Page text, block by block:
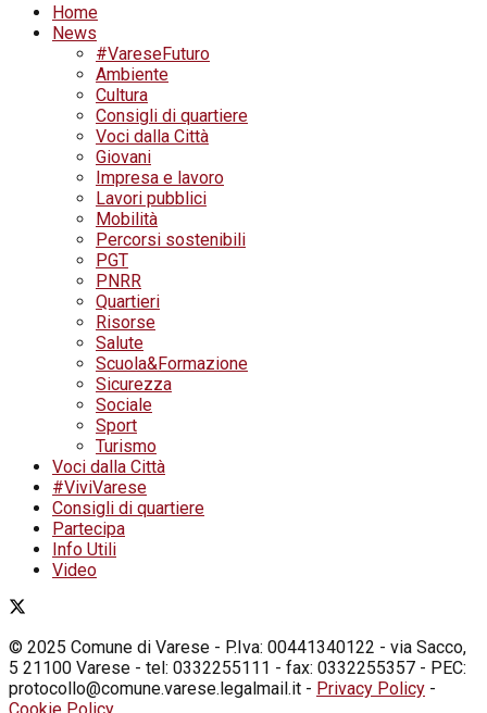
Home
News
#VareseFuturo
Ambiente
Cultura
Consigli di quartiere
Voci dalla Città
Giovani
Impresa e lavoro
Lavori pubblici
Mobilità
Percorsi sostenibili
PGT
PNRR
Quartieri
Risorse
Salute
Scuola&Formazione
Sicurezza
Sociale
Sport
Turismo
Voci dalla Città
#ViviVarese
Consigli di quartiere
Partecipa
Info Utili
Video
© 2025 Comune di Varese - P.Iva: 00441340122 - via Sacco,
5 21100 Varese - tel: 0332255111 - fax: 0332255357 - PEC:
protocollo@comune.varese.legalmail.it - Privacy Policy -
Cookie Policy